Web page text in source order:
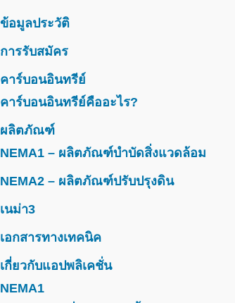
ข้อมูลประวัติ
การรับสมัคร
คาร์บอนอินทรีย์
คาร์บอนอินทรีย์คืออะไร?
ผลิตภัณฑ์
NEMA1 – ผลิตภัณฑ์บำบัดสิ่งแวดล้อม
NEMA2 – ผลิตภัณฑ์ปรับปรุงดิน
เนม่า3
เอกสารทางเทคนิค
เกี่ยวกับแอปพลิเคชั่น
NEMA1